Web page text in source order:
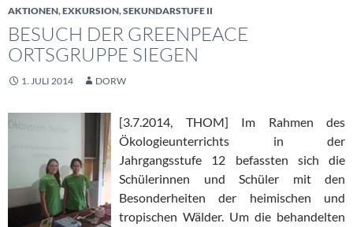
AKTIONEN,EXKURSION,SEKUNDARSTUFE II
BESUCH DER GREENPEACE
ORTSGRUPPE SIEGEN
1. JULI 2014 DORW
[3.7.2014, THOM] Im Rahmen des
Ökologieunterrichts in der
Jahrgangsstufe 12 befassten sich die
Schülerinnen und Schüler mit den
Besonderheiten der heimischen und
tropischen Wälder. Um die behandelten